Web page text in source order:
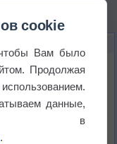
cookie
Вам было
Продолжая
данные,
в
.